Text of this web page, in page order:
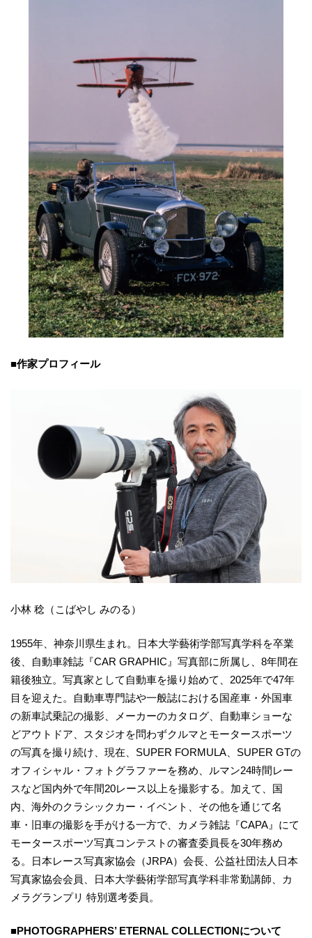
■作家プロフィール
小林 稔（こばやし みのる）
1955年、神奈川県生まれ。日本大学藝術学部写真学科を卒業
後、自動車雑誌『CAR GRAPHIC』写真部に所属し、8年間在
籍後独立。写真家として自動車を撮り始めて、2025年で47年
目を迎えた。自動車専門誌や一般誌における国産車・外国車
の新車試乗記の撮影、メーカーのカタログ、自動車ショーな
どアウトドア、スタジオを問わずクルマとモータースポーツ
の写真を撮り続け、現在、SUPER FORMULA、SUPER GTの
オフィシャル・フォトグラファーを務め、ルマン24時間レー
スなど国内外で年間20レース以上を撮影する。加えて、国
内、海外のクラシックカー・イベント、その他を通じて名
車・旧車の撮影を手がける一方で、カメラ雑誌『CAPA』にて
モータースポーツ写真コンテストの審査委員長を30年務め
る。日本レース写真家協会（JRPA）会長、公益社団法人日本
写真家協会会員、日本大学藝術学部写真学科非常勤講師、カ
メラグランプリ 特別選考委員。
■PHOTOGRAPHERS’ ETERNAL COLLECTIONについて